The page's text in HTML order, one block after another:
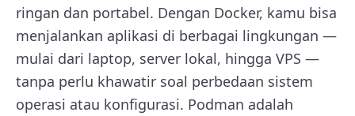
ringan dan portabel. Dengan Docker, kamu bisa
menjalankan aplikasi di berbagai lingkungan —
mulai dari laptop, server lokal, hingga VPS —
tanpa perlu khawatir soal perbedaan sistem
operasi atau konfigurasi. Podman adalah